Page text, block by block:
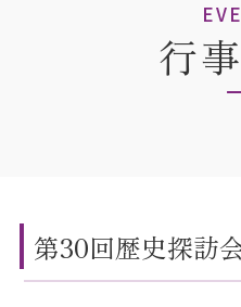
行
第30回歴史探訪